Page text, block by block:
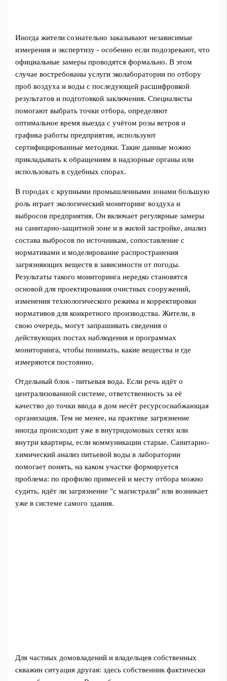
Иногда жители сознательно заказывают независимые
измерения и экспертизу - особенно если подозревают, что
официальные замеры проводятся формально. В этом
случае востребованы услуги эколаборатории по отбору
проб воздуха и воды с последующей расшифровкой
результатов и подготовкой заключения. Специалисты
помогают выбрать точки отбора, определяют
оптимальное время выезда с учётом розы ветров и
графика работы предприятия, используют
сертифицированные методики. Такие данные можно
прикладывать к обращениям в надзорные органы или
использовать в судебных спорах.
В городах с крупными промышленными зонами большую
роль играет экологический мониторинг воздуха и
выбросов предприятия. Он включает регулярные замеры
на санитарно-защитной зоне и в жилой застройке, анализ
состава выбросов по источникам, сопоставление с
нормативами и моделирование распространения
загрязняющих веществ в зависимости от погоды.
Результаты такого мониторинга нередко становятся
основой для проектирования очистных сооружений,
изменения технологического режима и корректировки
нормативов для конкретного производства. Жители, в
свою очередь, могут запрашивать сведения о
действующих постах наблюдения и программах
мониторинга, чтобы понимать, какие вещества и где
измеряются постоянно.
Отдельный блок - питьевая вода. Если речь идёт о
централизованной системе, ответственность за её
качество до точки ввода в дом несёт ресурсоснабжающая
организация. Тем не менее, на практике загрязнение
иногда происходит уже в внутридомовых сетях или
внутри квартиры, если коммуникации старые. Санитарно-
химический анализ питьевой воды в лаборатории
помогает понять, на каком участке формируется
проблема: по профилю примесей и месту отбора можно
судить, идёт ли загрязнение "с магистрали" или возникает
уже в системе самого здания.
Для частных домовладений и владельцев собственных
скважин ситуация другая: здесь собственник фактически